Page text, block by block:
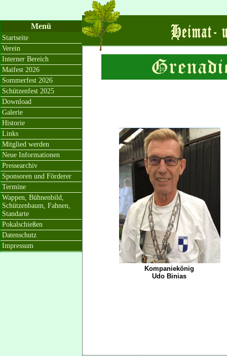
Kompaniekönig
Udo Binias
Menü
Startseite
Verein
Interner Bereich
Maifest 2026
Sommerfest 2026
Schützenfest 2025
Download
Galerie
Historie
Links
Mitglied werden
Neue Informationen
Pressearchiv
Sponsoren und Förderer
Termine
Wappen, Bühnenbild,
Schützenbaum, Fahnen,
Standarte
Pokalschießen
Datenschutz
Impressum